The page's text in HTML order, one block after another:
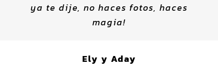
ya te dije, no haces fotos, haces
magia!
Ely y Aday